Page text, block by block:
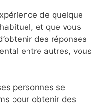
de quelque
et que vous
des réponses
entre autres, vous
personnes se
pour obtenir des